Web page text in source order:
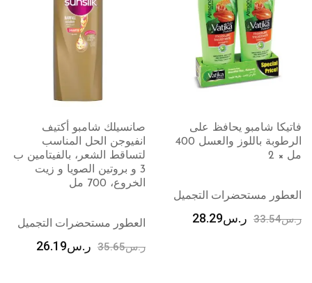
شامبو يحافظ على
الرطوبة باللوز والعسل 400
مستحضرات التجميل
ر.س28.29
صانسيلك شامبو أكتيف
انفيوجن الحل المناسب
لتساقط الشعر، بالفيتامين ب
3 و بروتين الصويا و زيت
الخروع، 700 مل
العطور مستحضرات التجميل
35.65 ر.س26.19
الهند، 360